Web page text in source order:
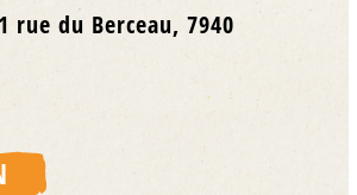
rue du Berceau, 7940